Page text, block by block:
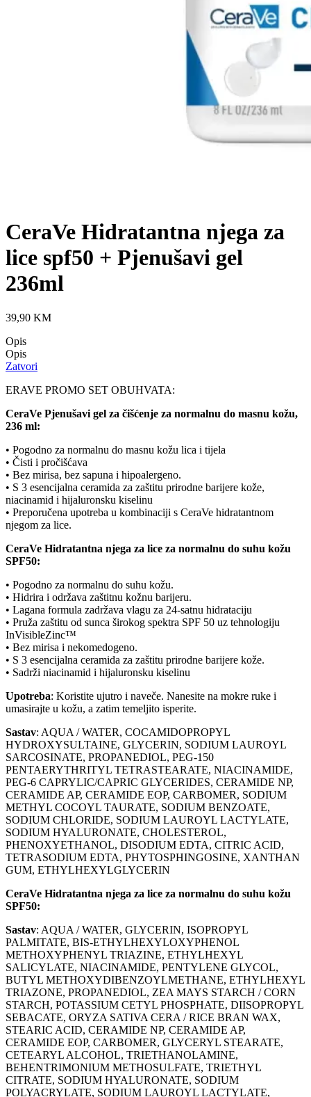
CeraVe Hidratantna njega za
lice spf50 + Pjenušavi gel
236ml
39,90 KM
Opis
Opis
Zatvori
ERAVE PROMO SET OBUHVATA:
CeraVe Pjenušavi gel za čišćenje za normalnu do masnu kožu,
236 ml:
• Pogodno za normalnu do masnu kožu lica i tijela
• Čisti i pročišćava
• Bez mirisa, bez sapuna i hipoalergeno.
• S 3 esencijalna ceramida za zaštitu prirodne barijere kože,
niacinamid i hijaluronsku kiselinu
• Preporučena upotreba u kombinaciji s CeraVe hidratantnom
njegom za lice.
CeraVe Hidratantna njega za lice za normalnu do suhu kožu
SPF50:
• Pogodno za normalnu do suhu kožu.
• Hidrira i održava zaštitnu kožnu barijeru.
• Lagana formula zadržava vlagu za 24-satnu hidrataciju
• Pruža zaštitu od sunca širokog spektra SPF 50 uz tehnologiju
InVisibleZinc™
• Bez mirisa i nekomedogeno.
• S 3 esencijalna ceramida za zaštitu prirodne barijere kože.
• Sadrži niacinamid i hijaluronsku kiselinu
Upotreba: Koristite ujutro i naveče. Nanesite na mokre ruke i
umasirajte u kožu, a zatim temeljito isperite.
Sastav: AQUA / WATER, COCAMIDOPROPYL
HYDROXYSULTAINE, GLYCERIN, SODIUM LAUROYL
SARCOSINATE, PROPANEDIOL, PEG-150
PENTAERYTHRITYL TETRASTEARATE, NIACINAMIDE,
PEG-6 CAPRYLIC/CAPRIC GLYCERIDES, CERAMIDE NP,
CERAMIDE AP, CERAMIDE EOP, CARBOMER, SODIUM
METHYL COCOYL TAURATE, SODIUM BENZOATE,
SODIUM CHLORIDE, SODIUM LAUROYL LACTYLATE,
SODIUM HYALURONATE, CHOLESTEROL,
PHENOXYETHANOL, DISODIUM EDTA, CITRIC ACID,
TETRASODIUM EDTA, PHYTOSPHINGOSINE, XANTHAN
GUM, ETHYLHEXYLGLYCERIN
CeraVe Hidratantna njega za lice za normalnu do suhu kožu
SPF50:
Sastav: AQUA / WATER, GLYCERIN, ISOPROPYL
PALMITATE, BIS-ETHYLHEXYLOXYPHENOL
METHOXYPHENYL TRIAZINE, ETHYLHEXYL
SALICYLATE, NIACINAMIDE, PENTYLENE GLYCOL,
BUTYL METHOXYDIBENZOYLMETHANE, ETHYLHEXYL
TRIAZONE, PROPANEDIOL, ZEA MAYS STARCH / CORN
STARCH, POTASSIUM CETYL PHOSPHATE, DIISOPROPYL
SEBACATE, ORYZA SATIVA CERA / RICE BRAN WAX,
STEARIC ACID, CERAMIDE NP, CERAMIDE AP,
CERAMIDE EOP, CARBOMER, GLYCERYL STEARATE,
CETEARYL ALCOHOL, TRIETHANOLAMINE,
BEHENTRIMONIUM METHOSULFATE, TRIETHYL
CITRATE, SODIUM HYALURONATE, SODIUM
POLYACRYLATE, SODIUM LAUROYL LACTYLATE,